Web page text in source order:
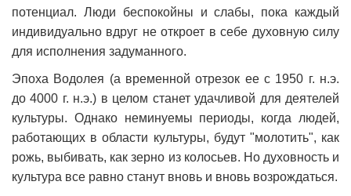
потенциал. Люди беспокойны и слабы, пока каждый
индивидуально вдруг не откроет в себе духовную силу
для исполнения задуманного.
Эпоха Водолея (а временной отрезок ее с 1950 г. н.э.
до 4000 г. н.э.) в целом станет удачливой для деятелей
культуры. Однако неминуемы периоды, когда людей,
работающих в области культуры, будут "молотить", как
рожь, выбивать, как зерно из колосьев. Но духовность и
культура все равно станут вновь и вновь возрождаться.